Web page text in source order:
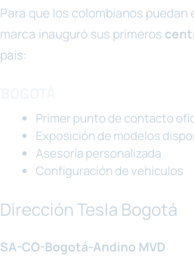
Para que los colombianos
marca inauguró sus primeros
país:
Primer punto de contacto
Exposición de modelos
Asesoría personalizada
Configuración de vehículos
Dirección Tesla Bogotá
SA-CO-Bogotá-Andino MVD